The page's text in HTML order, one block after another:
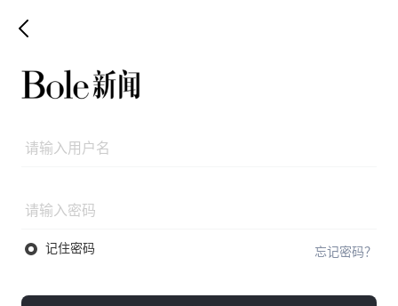
记住密码 忘记密码？